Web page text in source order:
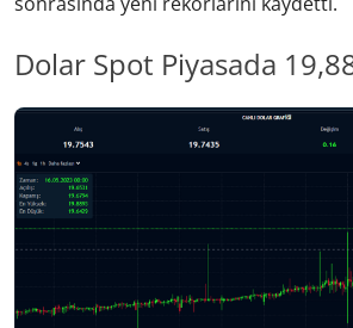
Dolar Spot Piyasada